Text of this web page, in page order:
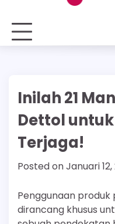
Inilah 21
Dettol
Terjaga!
Posted onJanuari
Penggunaan
dirancang khusus